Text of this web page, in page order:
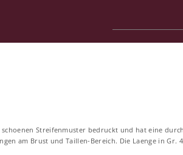
Streifenmuster bedruckt und hat eine
am Brust und Taillen-Bereich. Die Laenge in Gr.